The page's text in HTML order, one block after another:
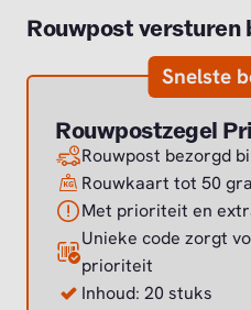
Rouwpost versturen
Snelste
Rouwpostzegel
Rouwpost bezorgd
Rouwkaart tot 50
Met prioriteit en
Unieke code zorgt
prioriteit
Inhoud: 20 stuks